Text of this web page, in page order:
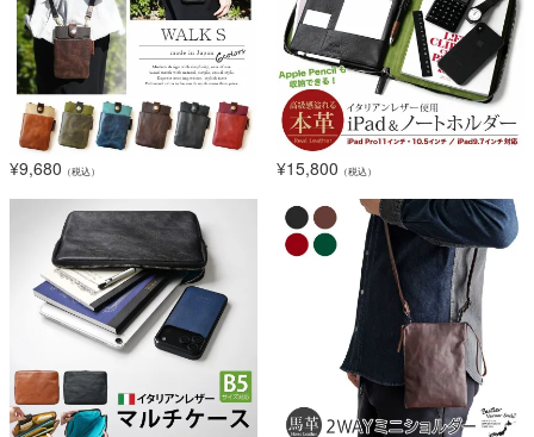
¥9,680 （税込） ¥15,800 （税込）